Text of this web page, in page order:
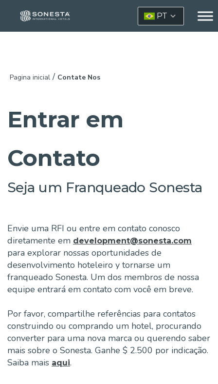
PT
Pagina inicial / Contate Nos
Entrar em
Contato
Seja um Franqueado Sonesta
Envie uma RFI ou entre em contato conosco
diretamente em development@sonesta.com
para explorar nossas oportunidades de
desenvolvimento hoteleiro y tornarse um
franqueado Sonesta. Um dos membros de nossa
equipe entrará em contato com você em breve.
Por favor, compartilhe referências para contatos
construindo ou comprando um hotel, procurando
converter para uma nova marca ou querendo saber
mais sobre o Sonesta. Ganhe $ 2.500 por indicação.
Saiba mais aqui.